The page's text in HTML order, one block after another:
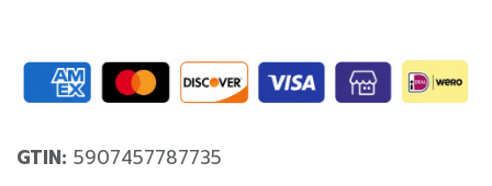
GTIN: 5907457787735